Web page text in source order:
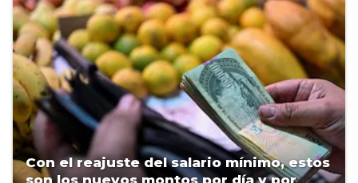
Con el reajuste del salario mínimo, estos